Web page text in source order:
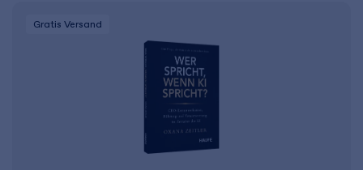
Gratis Versand